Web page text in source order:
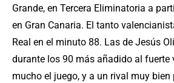
Grande, en Tercera Eliminatoria a
en Gran Canaria. El tanto
Real en el minuto 88. Las de Jesús
durante los 90 más añadido al fuerte
mucho el juego, y a un rival muy bien